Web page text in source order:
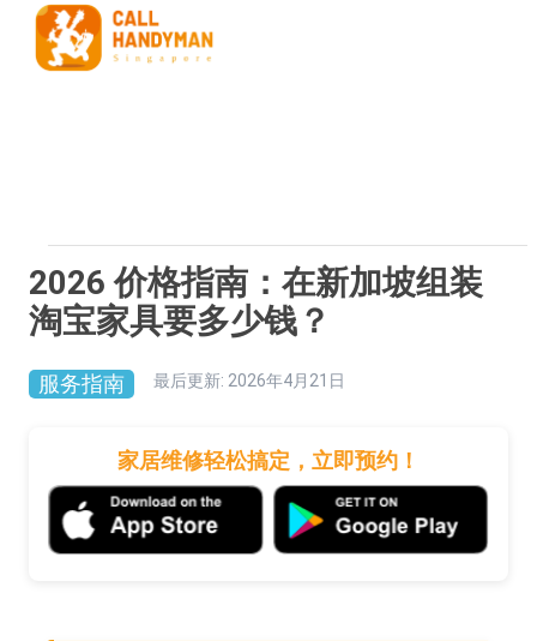
2026 价格指南：在新加坡组装
淘宝家具要多少钱？
服务指南 最后更新: 2026年4月21日
家居维修轻松搞定，立即预约！